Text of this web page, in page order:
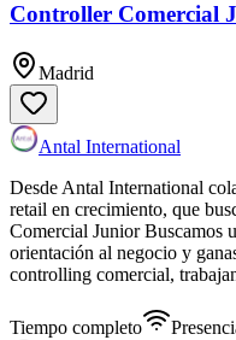
Controller Comercial
Madrid
Antal International
Desde Antal International
retail en crecimiento, que
Comercial Junior Buscamos
orientación al negocio y
controlling comercial,
Tiempo completo